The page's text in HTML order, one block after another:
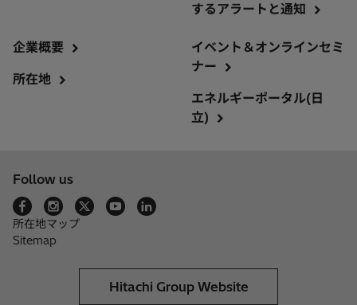
するアラートと通知
企業概要
所在地
イベント＆オンラインセミ
ナー
エネルギーポータル(日
立)
Follow us
所在地マップ
Sitemap
Hitachi Group Website